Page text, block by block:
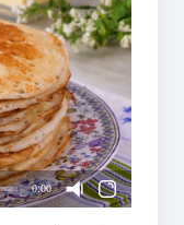
0:00